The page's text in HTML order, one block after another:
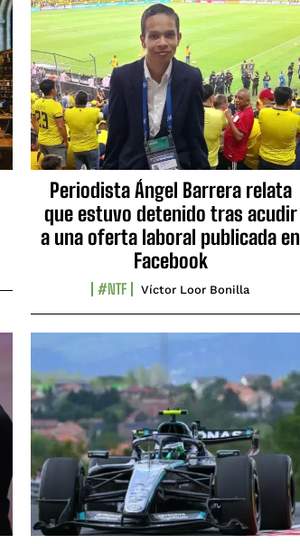
Periodista Ángel Barrera relata
que estuvo detenido tras acudir
a una oferta laboral publicada en
Facebook
#NTF Víctor Loor Bonilla